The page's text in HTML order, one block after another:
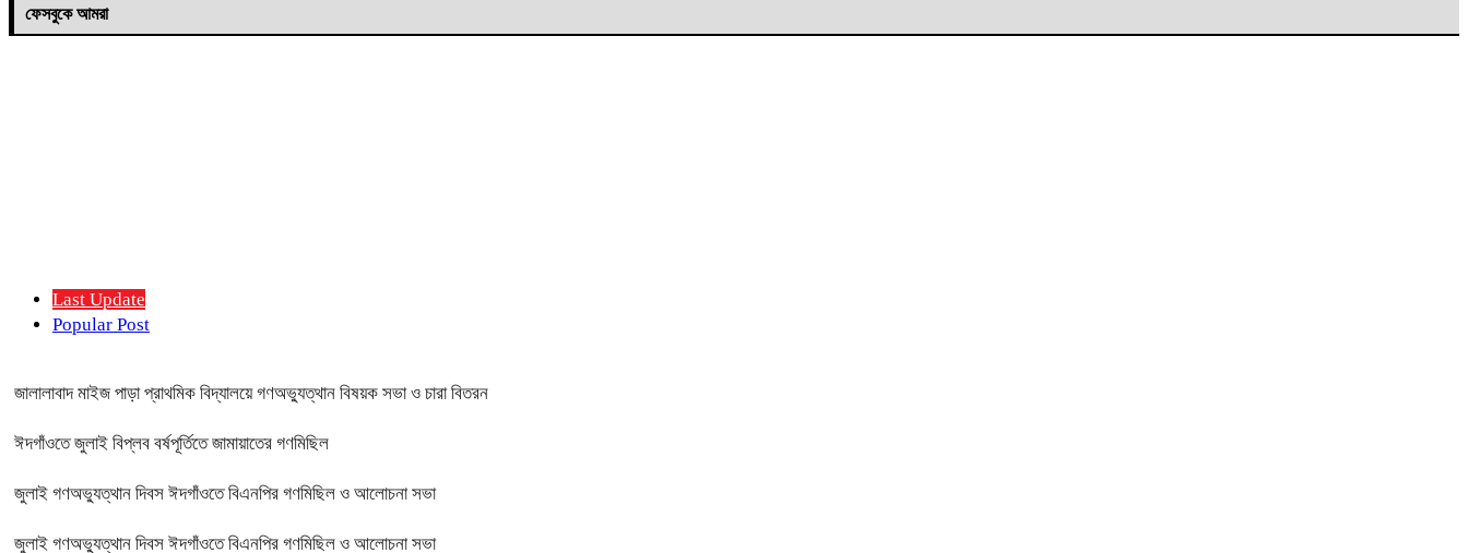
ফেসবুকে আমরা
Last Update
Popular Post
জালালাবাদ মাইজ পাড়া প্রাথমিক বিদ্যালয়ে গণঅভ্যুত্থান বিষয়ক সভা ও চারা বিতরন
ঈদগাঁওতে জুলাই বিপ্লব বর্ষপূর্তিতে জামায়াতের গণমিছিল
জুলাই গণঅভ্যুত্থান দিবস ঈদগাঁওতে বিএনপির গণমিছিল ও আলোচনা সভা
জুলাই গণঅভ্যুত্থান দিবস ঈদগাঁওতে বিএনপির গণমিছিল ও আলোচনা সভা